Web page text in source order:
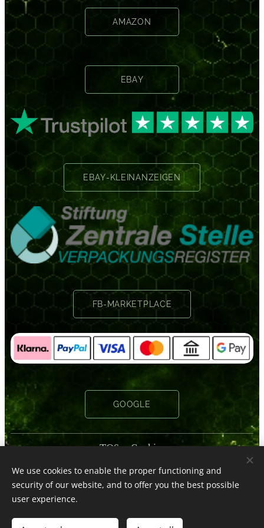
AMAZON
EBAY
EBAY-KLEINANZEIGEN
FB-MARKETPLACE
GOOGLE
TOS Cookies
Languages
English
Deutsch
We use cookies to enable the proper functioning and
security of our website, and to offer you the best possible
user experience.